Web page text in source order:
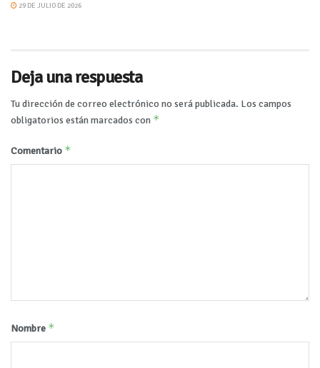
29 DE JULIO DE 2026
Deja una respuesta
Tu dirección de correo electrónico no será publicada. Los campos
obligatorios están marcados con *
Comentario *
Nombre *